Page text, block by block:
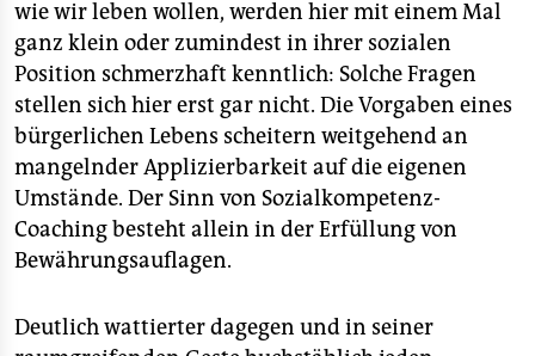
wie wir leben wollen, werden hier mit einem Mal
ganz klein oder zumindest in ihrer sozialen
Position schmerzhaft kenntlich: Solche Fragen
stellen sich hier erst gar nicht. Die Vorgaben eines
bürgerlichen Lebens scheitern weitgehend an
mangelnder Applizierbarkeit auf die eigenen
Umstände. Der Sinn von Sozialkompetenz-
Coaching besteht allein in der Erfüllung von
Bewährungsauflagen.
Deutlich wattierter dagegen und in seiner